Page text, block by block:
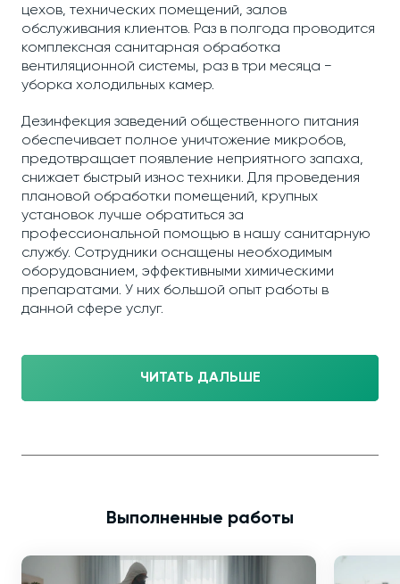
цехов, технических помещений, залов
обслуживания клиентов. Раз в полгода проводится
комплексная санитарная обработка
вентиляционной системы, раз в три месяца −
уборка холодильных камер.
Дезинфекция заведений общественного питания
обеспечивает полное уничтожение микробов,
предотвращает появление неприятного запаха,
снижает быстрый износ техники. Для проведения
плановой обработки помещений, крупных
установок лучше обратиться за
профессиональной помощью в нашу санитарную
службу. Сотрудники оснащены необходимым
оборудованием, эффективными химическими
препаратами. У них большой опыт работы в
данной сфере услуг.
ЧИТАТЬ ДАЛЬШЕ
Выполненные работы